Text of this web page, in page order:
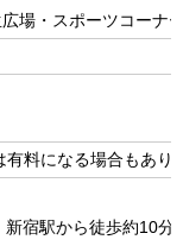
場・スポーツコーナ
料になる場合もあり
宿駅から徒歩約10分